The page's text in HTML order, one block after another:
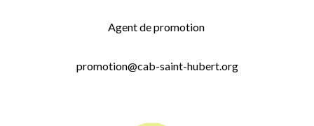
Agent de promotion
promotion@cab-saint-hubert.org